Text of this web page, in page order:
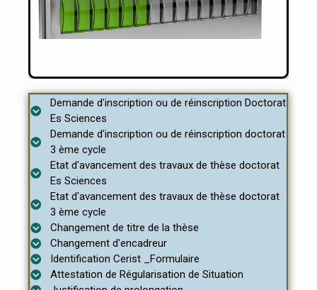
Demande d'inscription ou de réinscription Doctorat
Es Sciences
Demande d'inscription ou de réinscription doctorat
3 ème cycle
Etat d'avancement des travaux de thèse doctorat
Es Sciences
Etat d'avancement des travaux de thèse doctorat
3 ème cycle
Changement de titre de la thèse
Changement d'encadreur
Identification Cerist _Formulaire
Attestation de Régularisation de Situation